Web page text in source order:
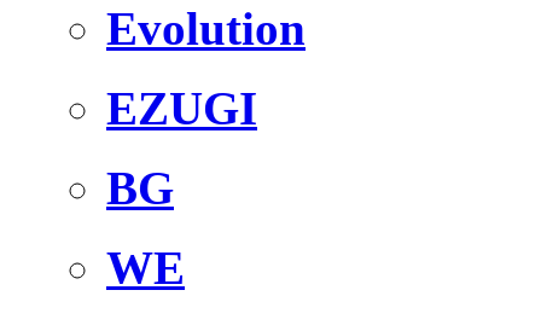
Evolution
EZUGI
BG
WE